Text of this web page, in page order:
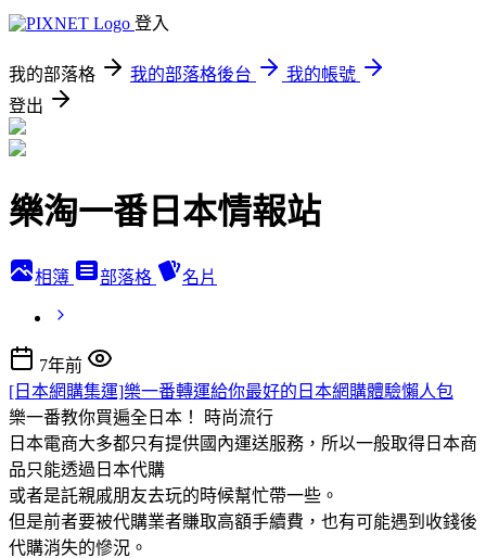
登入
我的部落格 我的部落格後台
我的帳號
登出
樂淘一番日本情報站
相簿 部落格 名片
7年前
[日本網購集運]樂一番轉運給你最好的日本網購體驗懶人包
樂一番教你買遍全日本！
時尚流行
日本電商大多都只有提供國內運送服務，所以一般取得日本商
品只能透過日本代購
或者是託親戚朋友去玩的時候幫忙帶一些。
但是前者要被代購業者賺取高額手續費，也有可能遇到收錢後
代購消失的慘況。